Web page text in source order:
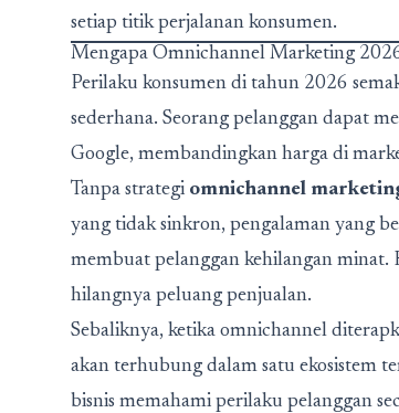
setiap titik perjalanan konsumen.
Mengapa Omnichannel Marketing
Perilaku konsumen di tahun 2026
sederhana. Seorang pelanggan dapat
Google, membandingkan harga di
Tanpa strategi omnichannel
yang tidak sinkron, pengalaman yang
membuat pelanggan kehilangan minat.
hilangnya peluang penjualan.
Sebaliknya, ketika omnichannel
akan terhubung dalam satu ekosistem
bisnis memahami perilaku pelanggan